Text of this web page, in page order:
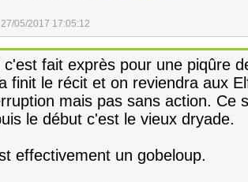
27/05/2017 17:05:12
c'est fait exprès pour une piqûre
finit le récit et on reviendra aux
mais pas sans action. Ce
le début c'est le vieux dryade.
effectivement un gobeloup.